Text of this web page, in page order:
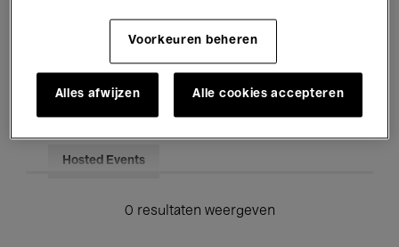
Onderwijs Rondleidingen
Hosted Events
0 resultaten weergeven
Voorkeuren beheren
Alles afwijzen Alle cookies accepteren